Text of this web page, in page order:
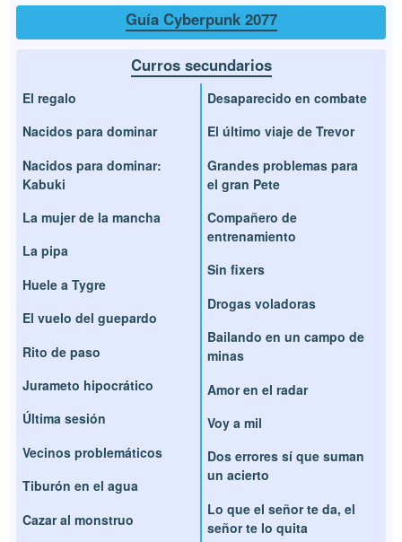
Guía Cyberpunk 2077
Curros secundarios
El regalo
Nacidos para dominar
Nacidos para dominar:
Kabuki
La mujer de la mancha
La pipa
Huele a Tygre
El vuelo del guepardo
Rito de paso
Jurameto hipocrático
Última sesión
Vecinos problemáticos
Tiburón en el agua
Cazar al monstruo
Desaparecido en combate
El último viaje de Trevor
Grandes problemas para
el gran Pete
Compañero de
entrenamiento
Sin fixers
Drogas voladoras
Bailando en un campo de
minas
Amor en el radar
Voy a mil
Dos errores sí que suman
un acierto
Lo que el señor te da, el
señor te lo quita